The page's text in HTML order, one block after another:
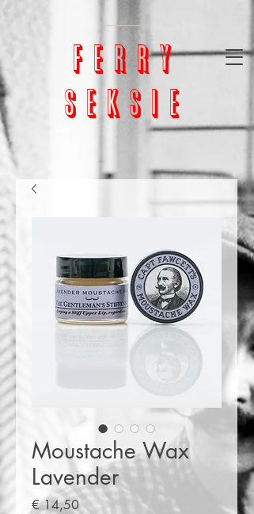
ferry
seksie
Moustache Wax
Lavender
€ 14,50Prijs